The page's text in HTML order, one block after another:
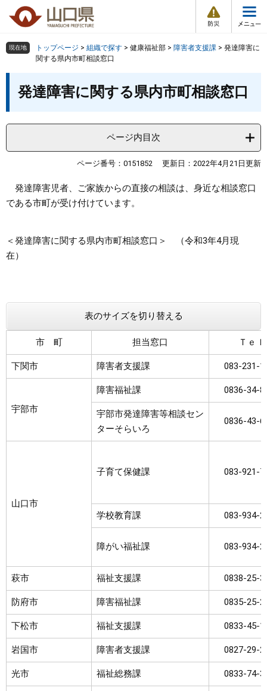
の
頭
。
ー
飛
て
本
へ
情
報
メ
ュ
組織で探す
健康・福祉
しごと・産業・観光
検索の仕方 組織で探す サイトマップで探す
現在地 トップページ > 組織で探す > 健康福祉部 > 障害者支援課 > 発達障害に
関する県内市町相談窓口
発達障害に関する県内市町相談窓口
ページ内目次
ページ番号：0151852 更新日：2022年4月21日更新
発達障害児者、ご家族からの直接の相談は、身近な相談窓口
である市町が受け付けています。
＜発達障害に関する県内市町相談窓口＞ （令和3年4月現
在）
表のサイズを切り替える
市 町 担当窓口 Ｔｅｌ
下関市 障害者支援課 083-231-
宇部市
障害福祉課 0836-34-
宇部市発達障害等相談セン
ターそらいろ
0836-43-
山口市
子育て保健課 083-921-
学校教育課 083-934-
障がい福祉課 083-934-
萩市 福祉支援課 0838-25-
防府市 障害福祉課 0835-25-
下松市 福祉支援課 0833-45-
岩国市 障害者支援課 0827-29-
光市 福祉総務課 0833-74-